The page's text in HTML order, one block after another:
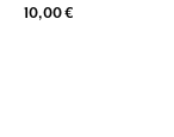
10,00 €